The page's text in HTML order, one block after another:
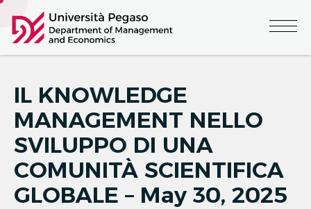
IL KNOWLEDGE
MANAGEMENT NELLO
SVILUPPO DI UNA
COMUNITÀ SCIENTIFICA
GLOBALE – May 30, 2025